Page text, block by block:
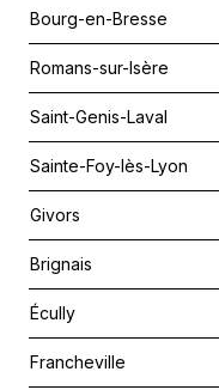
Bourg-en-Bresse
Romans-sur-Isère
Saint-Genis-Laval
Sainte-Foy-lès-Lyon
Givors
Brignais
Écully
Francheville